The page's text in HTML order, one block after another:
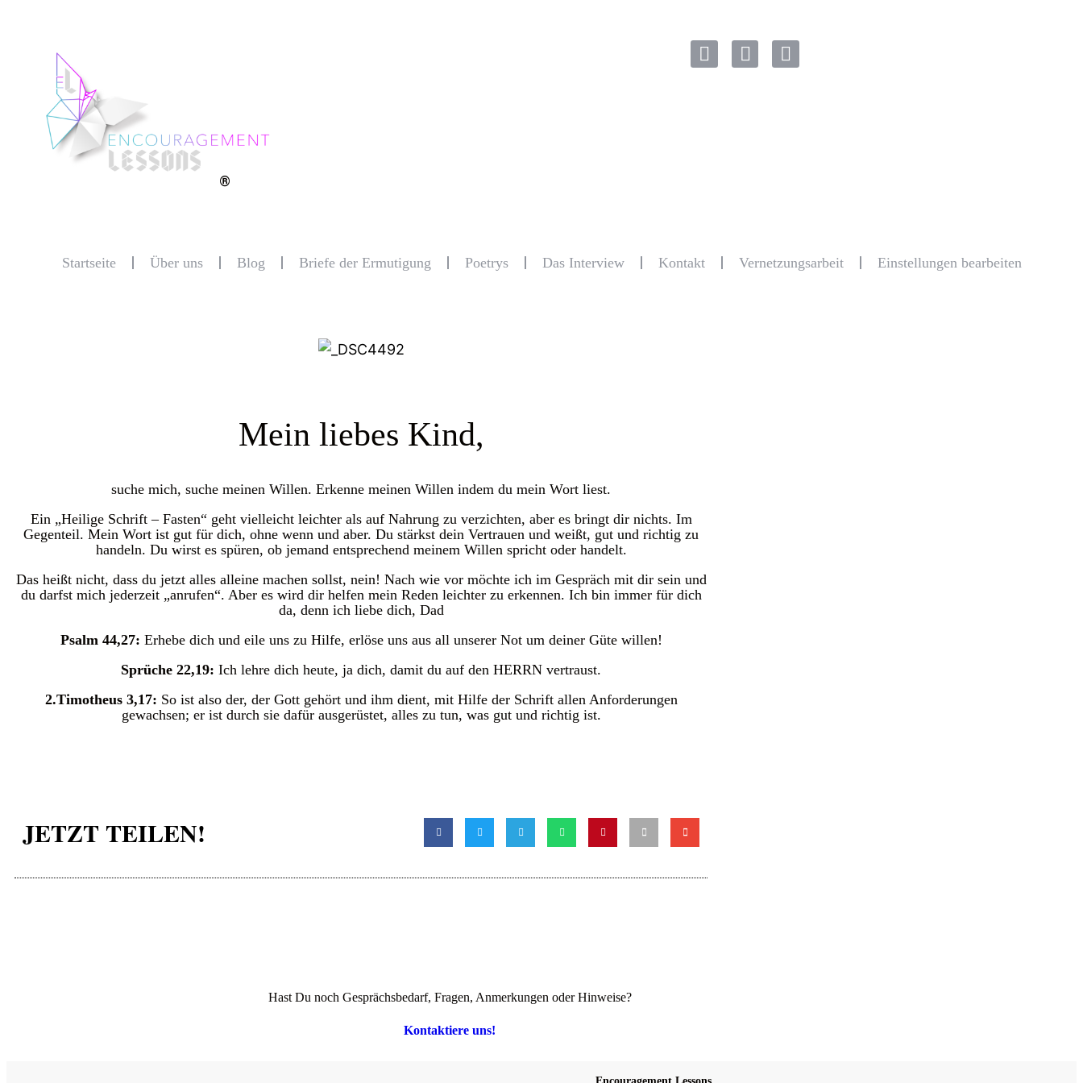
®
Startseite Über uns Blog Briefe der Ermutigung Poetrys Das Interview Kontakt Vernetzungsarbeit Einstellungen bearbeiten
Mein liebes Kind,
suche mich, suche meinen Willen. Erkenne meinen Willen indem du mein Wort liest.
Ein „Heilige Schrift – Fasten“ geht vielleicht leichter als auf Nahrung zu verzichten, aber es bringt dir nichts. Im
Gegenteil. Mein Wort ist gut für dich, ohne wenn und aber. Du stärkst dein Vertrauen und weißt, gut und richtig zu
handeln. Du wirst es spüren, ob jemand entsprechend meinem Willen spricht oder handelt.
Das heißt nicht, dass du jetzt alles alleine machen sollst, nein! Nach wie vor möchte ich im Gespräch mit dir sein und
du darfst mich jederzeit „anrufen“. Aber es wird dir helfen mein Reden leichter zu erkennen. Ich bin immer für dich
da, denn ich liebe dich, Dad
Psalm 44,27: Erhebe dich und eile uns zu Hilfe, erlöse uns aus all unserer Not um deiner Güte willen!
Sprüche 22,19: Ich lehre dich heute, ja dich, damit du auf den HERRN vertraust.
2.Timotheus 3,17: So ist also der, der Gott gehört und ihm dient, mit Hilfe der Schrift allen Anforderungen
gewachsen; er ist durch sie dafür ausgerüstet, alles zu tun, was gut und richtig ist.
JETZT TEILEN!
Hast Du noch Gesprächsbedarf, Fragen, Anmerkungen oder Hinweise?
Kontaktiere uns!